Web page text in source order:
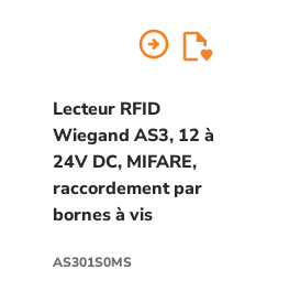
arrow_circle_right
Lecteur RFID
Wiegand AS3, 12 à
24V DC, MIFARE,
raccordement par
bornes à vis
AS301S0MS